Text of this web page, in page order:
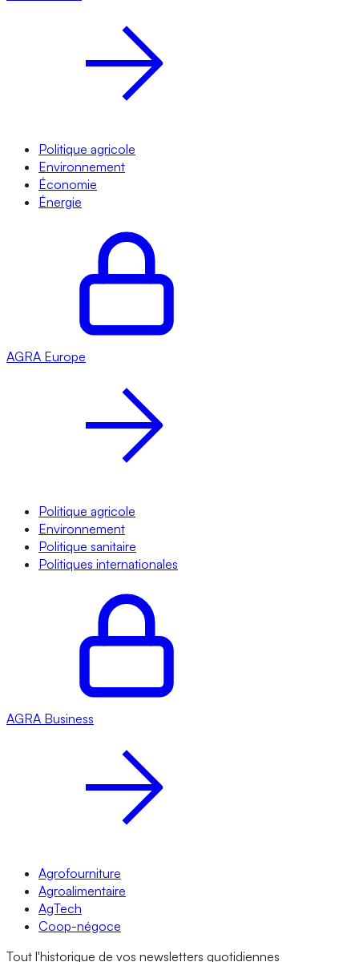
Politique agricole
Environnement
Économie
Énergie
AGRA Europe
Politique agricole
Environnement
Politique sanitaire
Politiques internationales
AGRA Business
Agrofourniture
Agroalimentaire
AgTech
Coop-négoce
Tout l'historique de vos newsletters quotidiennes